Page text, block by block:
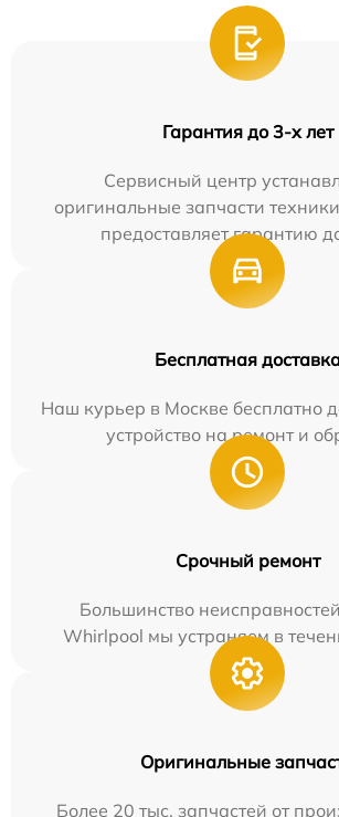
Гарантия до 3-х лет
Сервисный центр
оригинальные запчасти
предоставляет гарантию
Бесплатная
Наш курьер в Москве бесплатно
устройство на ремонт и
Срочный ремонт
Большинство
Whirlpool мы устраняем в
Оригинальные
Более 20 тыс. запчастей от